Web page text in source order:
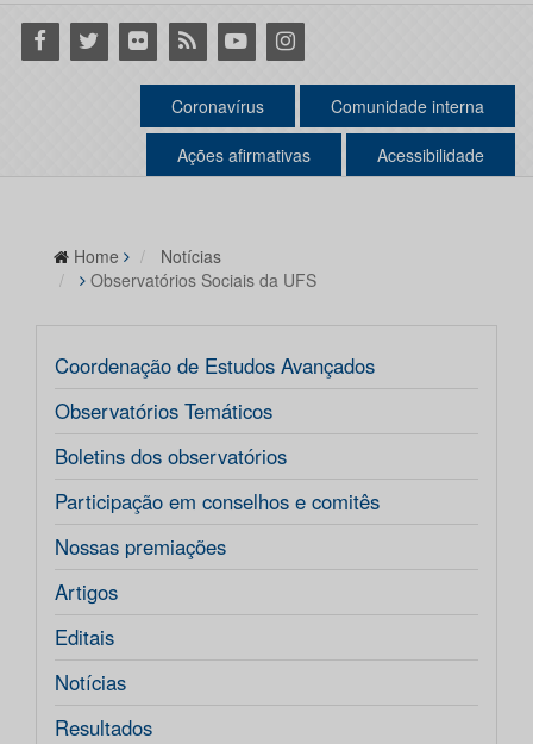
Facebook
Twitter Flickr RSS YoutubeInstagram
Coronavírus Comunidade interna
Ações afirmativas Acessibilidade
Home
Notícias
Observatórios Sociais da UFS
Coordenação de Estudos Avançados
Observatórios Temáticos
Boletins dos observatórios
Participação em conselhos e comitês
Nossas premiações
Artigos
Editais
Notícias
Resultados